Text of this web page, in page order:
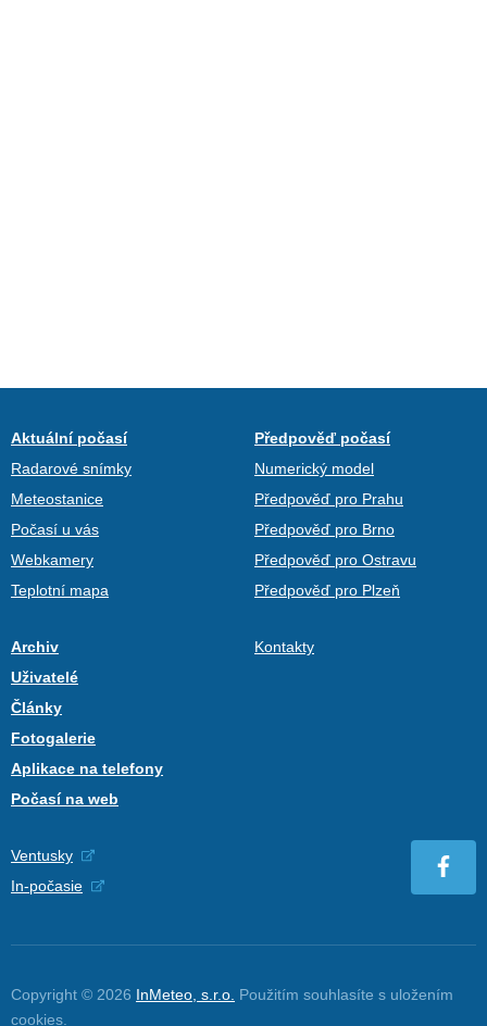
Aktuální počasí
Radarové snímky
Meteostanice
Počasí u vás
Webkamery
Teplotní mapa
Předpověď počasí
Numerický model
Předpověď pro Prahu
Předpověď pro Brno
Předpověď pro Ostravu
Předpověď pro Plzeň
Archiv
Uživatelé
Články
Fotogalerie
Aplikace na telefony
Počasí na web
Kontakty
Ventusky
In-počasie
Copyright © 2026 InMeteo, s.r.o. Použitím souhlasíte s uložením
cookies